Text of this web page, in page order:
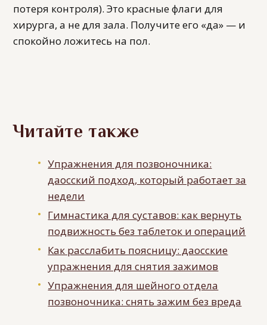
потеря контроля). Это красные флаги для
хирурга, а не для зала. Получите его «да» — и
спокойно ложитесь на пол.
Читайте также
Упражнения для позвоночника:
даосский подход, который работает за
недели
Гимнастика для суставов: как вернуть
подвижность без таблеток и операций
Как расслабить поясницу: даосские
упражнения для снятия зажимов
Упражнения для шейного отдела
позвоночника: снять зажим без вреда